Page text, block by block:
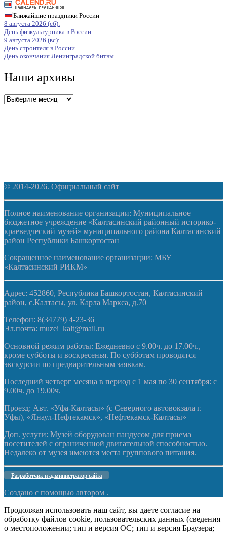
Ближайшие праздники России
8 августа 2026 (сб):
День физкультурника в России
9 августа 2026 (вс):
День строителя в России
День окончания Ленинградской битвы
Наши архивы
Наши
© 2014-2026. Официальный сайт
Полное наименование организации: Муниципальное
бюджетное учреждение «Калтасинский районный историко-
краеведческий музей» муниципального района Калтасинский
район Республики Башкортостан
Сокращенное наименование организации: МБУ
«Калтасинский РИКМ»
Адрес: 452860, Республика Башкортостан, Калтасинский
район, с.Калтасы, ул. Карла Маркса, д.70
Телефон: 8(34779) 4-23-36
Эл.почта: muzei_kalt@mail.ru
Основной режим работы: Ежедневно с 9.00ч. до 17.00ч.,
кроме субботы и воскресенья. По субботам проводятся
экскурсии по предварительным заявкам.
Последний четверг месяца в период с 1 мая по 30 сентября: с
9.00ч. до 19.00ч.
Проезд: Авт. «Уфа-Калтасы» (с Северного автовокзала г.
Уфы), «Янаул-Нефтекамск», «Нефтекамск-Калтасы»
Доп. услуги: Музей оборудован пандусом для приема
посетителей с ограниченной двигательной способностью.
Недалеко от музея имеются места группового питания.
Разработчик и администратор сайта
Создано с помощью автором .
Продолжая использовать наш сайт, вы даете согласие на
обработку файлов cookie, пользовательских данных (сведения
о местоположении; тип и версия ОС; тип и версия Браузера;